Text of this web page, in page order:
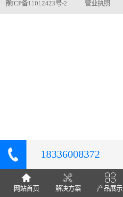
豫ICP备11012423号-2 营业执照
18336008372
网站首页 解决方案 产品展示